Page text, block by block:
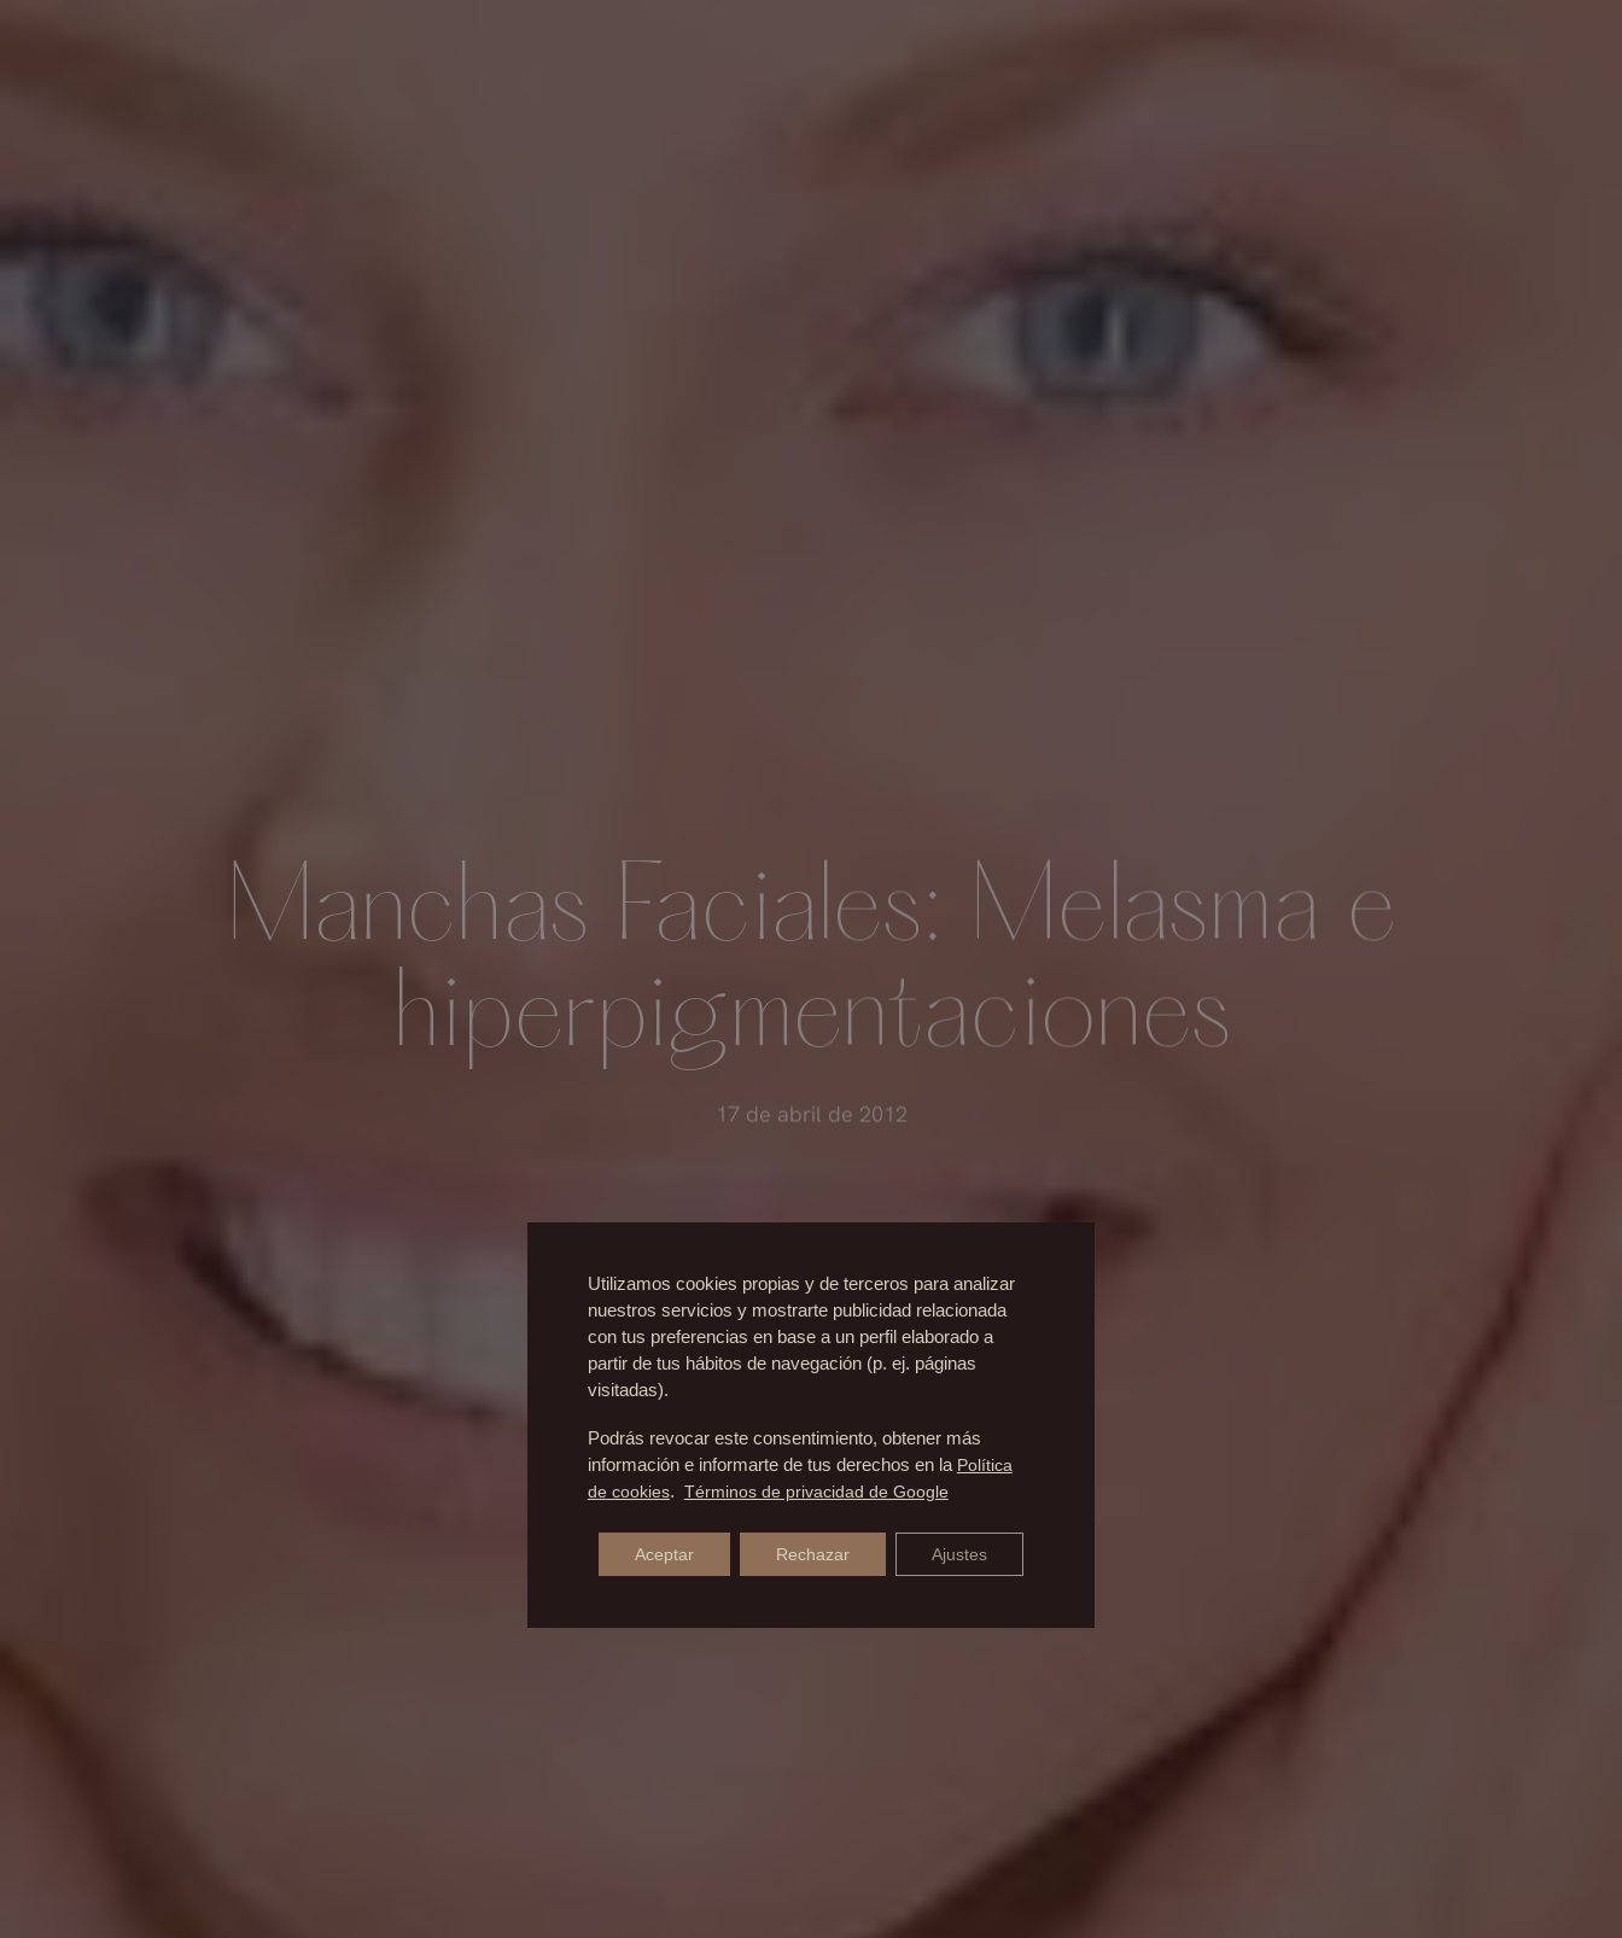
Manchas Faciales: Melasma e
hiperpigmentaciones
17 de abril de 2012
Utilizamos cookies propias y de terceros para analizar
nuestros servicios y mostrarte publicidad relacionada
con tus preferencias en base a un perfil elaborado a
partir de tus hábitos de navegación (p. ej. páginas
visitadas).
Podrás revocar este consentimiento, obtener más
información e informarte de tus derechos en la Política
de cookies. Términos de privacidad de Google
Aceptar Rechazar Ajustes